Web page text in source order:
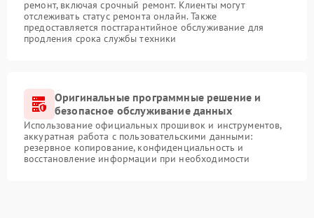
ремонт, включая срочный ремонт. Клиенты могут
отслеживать статус ремонта онлайн. Также
предоставляется постгарантийное обслуживание для
продления срока службы техники
Оригинальные программные решение и
безопасное обслуживание данных
Использование официальных прошивок и инструментов,
аккуратная работа с пользовательскими данными:
резервное копирование, конфиденциальность и
восстановление информации при необходимости